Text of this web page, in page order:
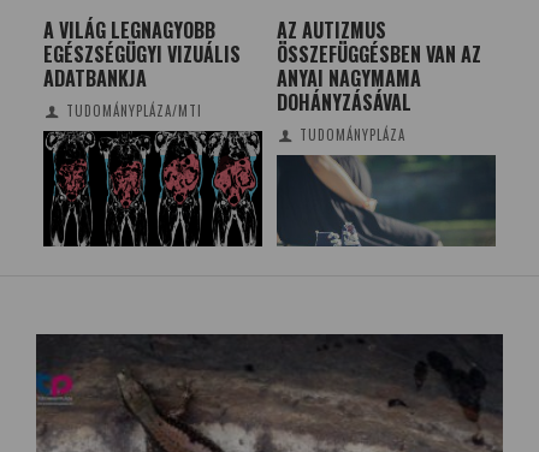
A VILÁG LEGNAGYOBB
EGÉSZSÉGÜGYI VIZUÁLIS
ADATBANKJA
TUDOMÁNYPLÁZA/MTI
AZ AUTIZMUS
ÖSSZEFÜGGÉSBEN VAN AZ
ANYAI NAGYMAMA
DOHÁNYZÁSÁVAL
TUDOMÁNYPLÁZA